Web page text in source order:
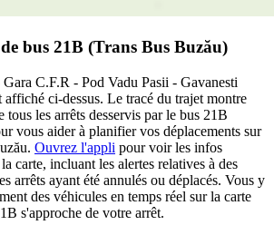
bus 21B (Trans Bus Buzău)
C.F.R - Pod Vadu Pasii - Gavanesti
ci-dessus. Le tracé du trajet montre
tous les arrêts desservis par le bus 21B
vous aider à planifier vos déplacements sur
Ouvrez l'appli pour voir les infos
carte, incluant les alertes relatives à des
arrêts ayant été annulés ou déplacés. Vous y
des véhicules en temps réel sur la carte
s'approche de votre arrêt.